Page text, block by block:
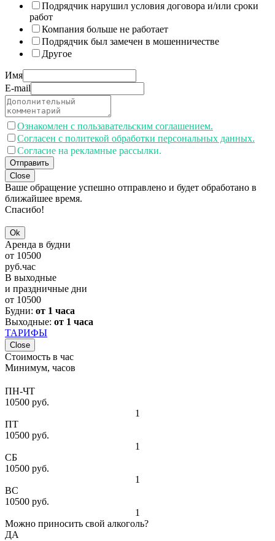
Подрядчик нарушил условия договора и/или сроки
работ
Компания больше не работает
Подрядчик был замечен в мошенничестве
Другое
Имя
E-mail
Ознакомлен с пользавательским соглашением.
Согласен с политекой обработки персональных данных.
Согласие на рекламные рассылки.
Отправить
Close
Ваше обращение успешно отправлено и будет обработано в
ближайшее время.
Спасибо!
Ok
Аренда в будни
от 10500
руб.час
В выходные
и праздничные дни
от 10500
Будни: от 1 часа
Выходные: от 1 часа
ТАРИФЫ
Close
Стоимость в час
Минимум, часов
ПН-ЧТ
10500 руб.
1
ПТ
10500 руб.
1
СБ
10500 руб.
1
ВС
10500 руб.
1
Можно приносить свой алкоголь?
ДА